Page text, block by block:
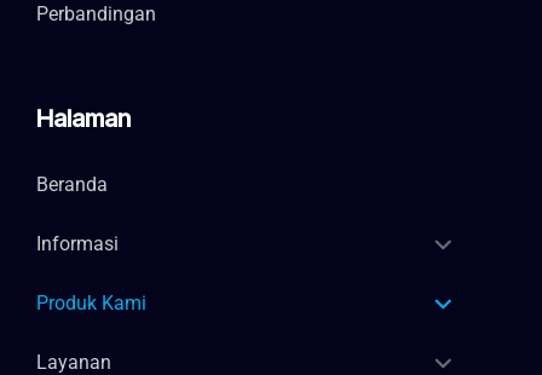
Perbandingan
Halaman
Beranda
Informasi
Produk Kami
Layanan